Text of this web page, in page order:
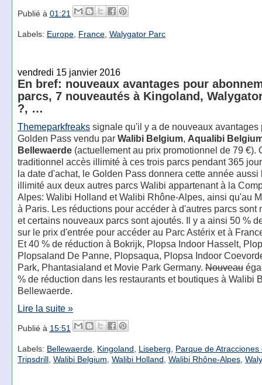
Publié à 01:21
Labels: Europe, France, Walygator Parc
vendredi 15 janvier 2016
En bref: nouveaux avantages pour
parcs, 7 nouveautés à Kingoland,
?, …
Themeparkfreakssignale qu'il y a de nouveaux avantages
Golden Pass vendu par Walibi Belgium, Aqualibi
Bellewaerde(actuellement au prix promotionnel de 79 €).
traditionnel accès illimité à ces trois parcs pendant 365
la date d'achat, le Golden Pass donnera cette année aussi
illimité aux deux autres parcs Walibi appartenant à la
Alpes: Walibi Holland et Walibi Rhône-Alpes, ainsi qu'au
à Paris. Les réductions pour accéder à d'autres parcs sont
et certains nouveaux parcs sont ajoutés. Il y a ainsi 50 %
sur le prix d'entrée pour accéder au Parc Astérix et à
Et 40 % de réduction à Bokrijk, Plopsa Indoor Hasselt,
Plopsaland De Panne, Plopsaqua, Plopsa Indoor
Park, Phantasialand et Movie Park Germany. Nouveau
% de réduction dans les restaurants et boutiques à Walibi
Bellewaerde.
Lire la suite »
Publié à 15:51
Labels: Bellewaerde, Kingoland Liseberg
Parque de
Tripsdrill, Walibi Belgium Walibi Holland Walibi Rhône-Alpes,